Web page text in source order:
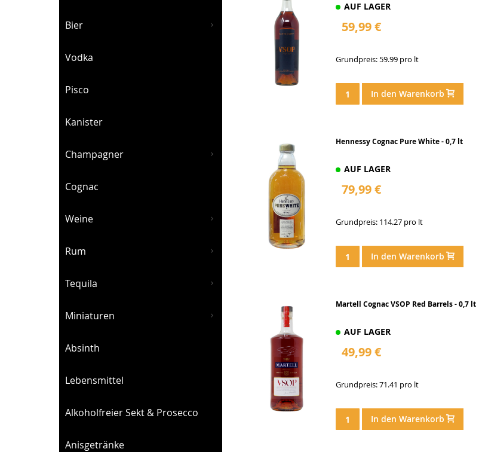
AUF LAGER
59,99 €
Grundpreis: 59.99 pro lt
In den Warenkorb
Hennessy Cognac Pure White - 0,7 lt
AUF LAGER
79,99 €
Grundpreis: 114.27 pro lt
In den Warenkorb
Martell Cognac VSOP Red Barrels - 0,7 lt
AUF LAGER
49,99 €
Grundpreis: 71.41 pro lt
In den Warenkorb
Bier
Vodka
Pisco
Kanister
Champagner
Cognac
Weine
Rum
Tequila
Miniaturen
Absinth
Lebensmittel
Alkoholfreier Sekt & Prosecco
Anisgetränke